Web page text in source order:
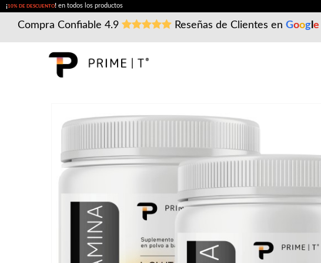
¡10% DE DESCUENTO!en todos los productos
Compra Confiable 4.9 Reseñas de Clientes en Goog e